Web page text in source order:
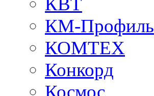
КМ-Профиль
КОМТЕХ
Конкорд
Космос